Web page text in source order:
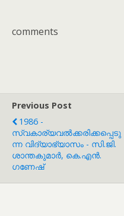
comments
Previous Post
1986 -
സ്വകാര്യവൽക്കരിക്കപ്പെടു
ന്ന വിദ്യാഭ്യാസം - സി.ജി.
ശാന്തകുമാർ, കെ.എൻ.
ഗണേഷ്